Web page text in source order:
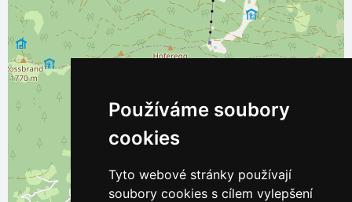
Používáme soubory
cookies
Tyto webové stránky používají
soubory cookies s cílem vylepšení